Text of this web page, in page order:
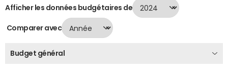
Afficher les données budgétaires de
Comparer avec
Budget général